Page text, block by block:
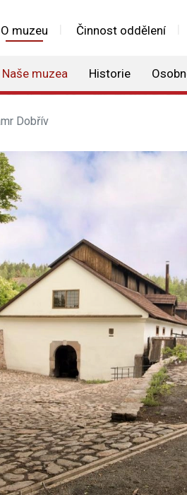
O muzeu Činnost oddělení
Naše muzea Historie
Dobřív